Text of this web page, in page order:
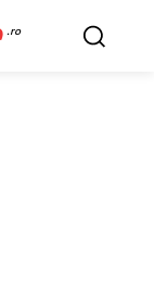
.ro